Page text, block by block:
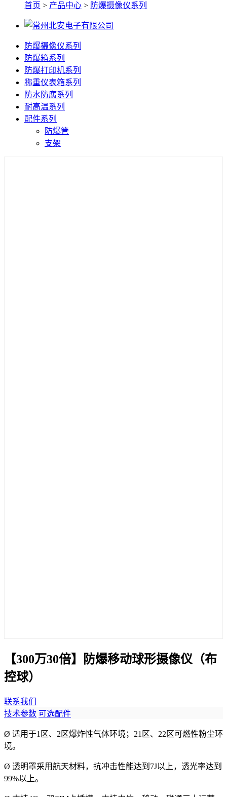
首页 > 产品中心 > 防爆摄像仪系列
防爆摄像仪系列
防爆箱系列
防爆打印机系列
称重仪表箱系列
防水防腐系列
耐高温系列
配件系列
防爆管
支架
【300万30倍】防爆移动球形摄像仪（布
控球）
联系我们
技术参数 可选配件
Ø 适用于1区、2区爆炸性气体环境；21区、22区可燃性粉尘环
境。
Ø 透明罩采用航天材料，抗冲击性能达到7J以上，透光率达到
99%以上。